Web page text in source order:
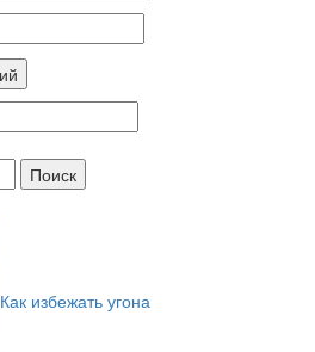
Как избежать угона